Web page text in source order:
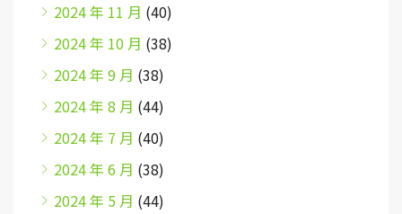
2024 年 11 月 (40)
2024 年 10 月 (38)
2024 年 9 月 (38)
2024 年 8 月 (44)
2024 年 7 月 (40)
2024 年 6 月 (38)
2024 年 5 月 (44)